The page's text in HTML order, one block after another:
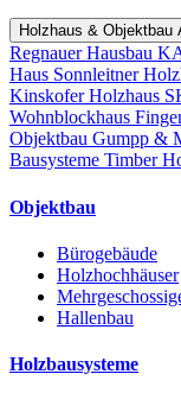
Holzhaus & Objektbau
Regnauer Hausbau
Haus Sonnleitner
Kinskofer Holzhaus
Wohnblockhaus
Objektbau Gumpp &
Bausysteme Timber
Objektbau
Bürogebäude
Holzhochhäuser
Hallenbau
Holzbausysteme